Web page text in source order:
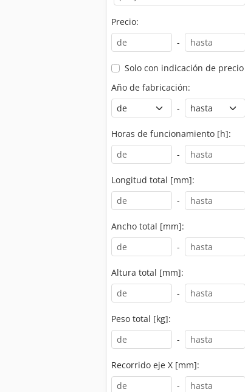
Precio:
-
Solo con indicación de precio
Año de fabricación:
-
Horas de funcionamiento [h]:
-
Longitud total [mm]:
-
Ancho total [mm]:
-
Altura total [mm]:
-
Peso total [kg]:
-
Recorrido eje X [mm]:
-